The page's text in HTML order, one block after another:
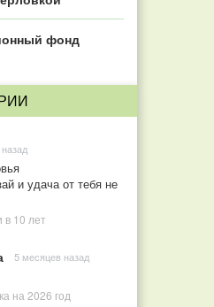
фонд
и удача от тебя не
в 10 лет
5 месяцев назад
на 2026 год